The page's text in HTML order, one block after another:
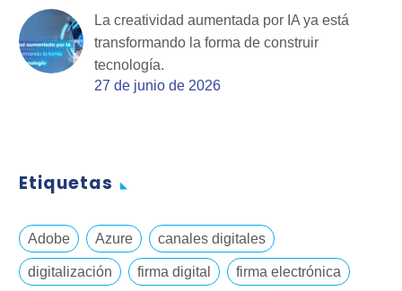
La creatividad aumentada por IA ya está
transformando la forma de construir
tecnología.
27 de junio de 2026
Etiquetas
Adobe Azure canales digitales
digitalización firma digital firma electrónica